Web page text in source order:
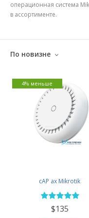
операционная система
в ассортименте.
По новизне
cAP ax Mikrotik
$135
4% меньше